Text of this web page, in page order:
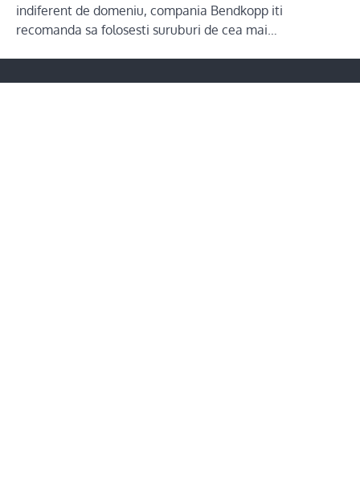
indiferent de domeniu, compania Bendkopp iti
recomanda sa folosesti suruburi de cea mai…